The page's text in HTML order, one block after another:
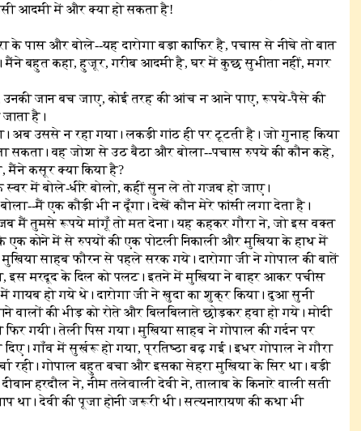
आदमी में और क्या हो सकता है!
पास और बोले--यह दारोगा बड़ा काफिर है, पचास से नीचे तो बात
मैंने बहुत कहा, हुजूर, गरीब आदमी है, घर में कुछ सुभीता नहीं, मगर
उनकी जान बच जाए, कोई तरह की आंच न आने पाए, रूपये-पैसे की
है।
अब उससे न रहा गया। लकड़ी गांठ ही पर टूटती है। जो गुनाह किया
सकता। वह जोश से उठ बैठा और बोला--पचास रुपये की कौन कहे,
मैंने कसूर क्या किया है?
स्वर में बोले-धीरे बोलो, कहीं सुन ले तो गजब हो जाए।
मैं एक कौड़ी भी न दूँगा। देखें कौन मेरे फांसी लगा देता है।
मैं तुमसे रूपये मांगूँ तो मत देना। यह कहकर गौरा ने, जो इस वक्त
एक कोने में से रुपयों की एक पोटली निकाली और मुखिया के हाथ में
साहब फौरन से पहले सरक गये। दारोगा जी ने गोपाल की बातें
मरदूद के दिल को पलट। इतने में मुखिया ने बाहर आकर पचीस
गायब हो गये थे। दारोगा जी ने खुदा का शुक्र किया। दुआ सुनी
की भीड़ को रोते और बिलबिलाते छोड़कर हवा हो गये। मोदी
गयी। तेली पिस गया। मुखिया साहब ने गोपाल की गर्दन पर
गाँव में सुर्खरू हो गया, प्रतिष्ठा बढ़ गई। इधर गोपाल ने गौरा
रही। गोपाल बहुत बचा और इसका सेहरा मुखिया के सिर था। बड़ी
हरदौल ने, नीम तलेवाली देवी ने, तालाब के किनारे वाली सती
था। देवी की पूजा होनी जरूरी थी। सत्यनारायण की कथा भी